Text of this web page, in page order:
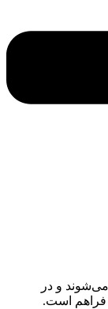
و در
فراهم است.